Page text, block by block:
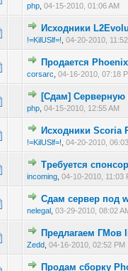
php ,04-15-2010, 01:06 AM
Исходники
!=KilUSlf=! ,04-20-2010,
Продается
corsarc ,04-16-2010, 07:18
[Сдам]
php ,04-15-2010, 12:55 AM
Исходники Scoria
!=KilUSlf=! ,04-20-2010,
Требуется
incoming ,04-10-2010, 11:03
Сдам сервер под
nelegal ,03-29-2010, 08:02
Предлагаем ГМов
Zedd ,04-16-2010, 02:52 PM
Продам сборку